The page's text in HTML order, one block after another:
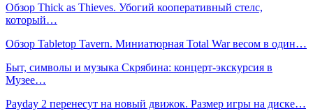
Обзор Thick as Thieves. Убогий кооперативный стелс,
который…
Обзор Tabletop Tavern. Миниатюрная Total War весом в один…
Быт, символы и музыка Скрябина: концерт-экскурсия в
Музее…
Payday 2 перенесут на новый движок. Размер игры на диске…